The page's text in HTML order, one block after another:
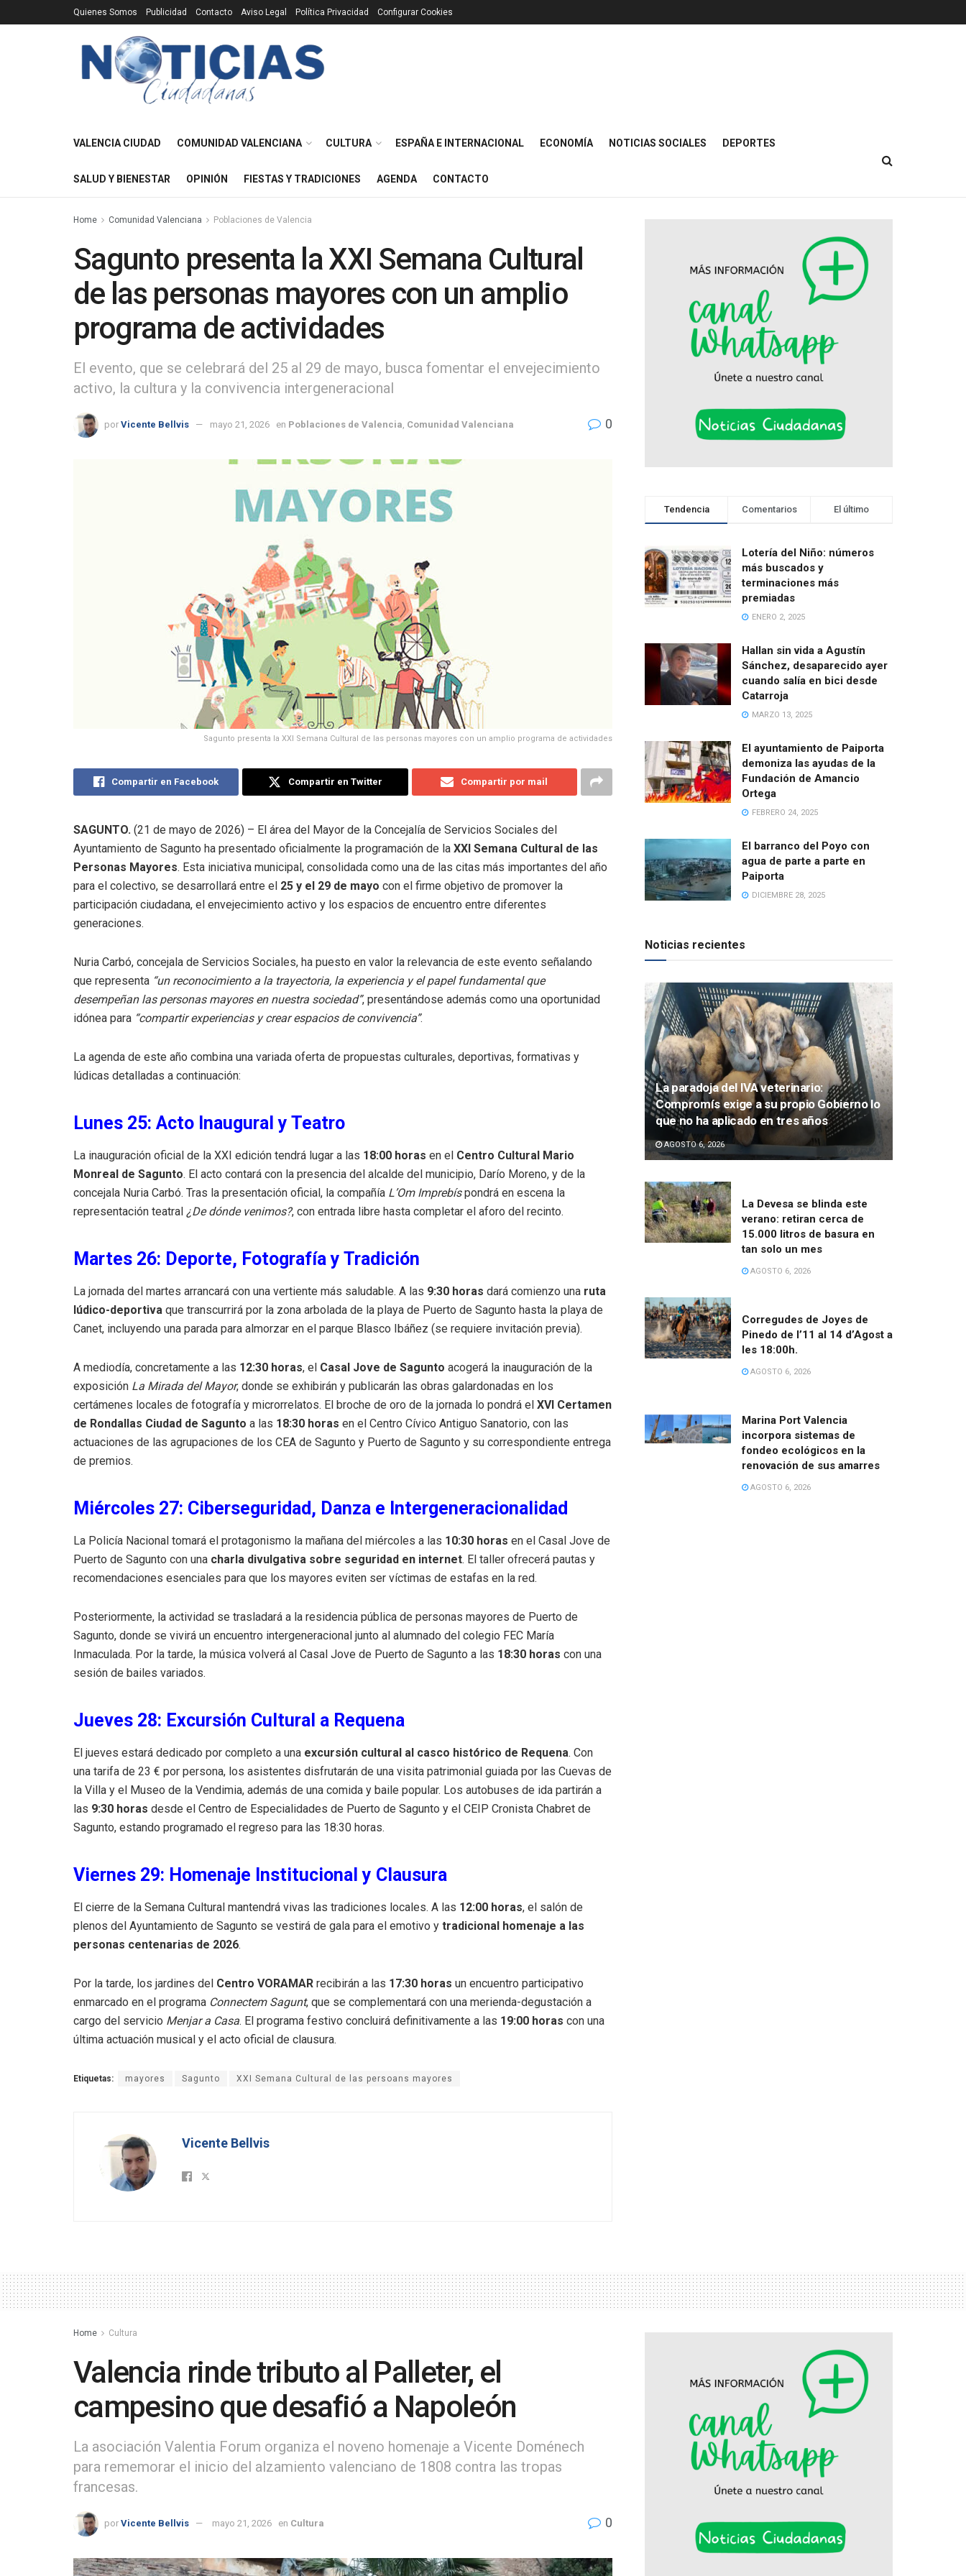
Quienes Somos Publicidad Contacto Aviso Legal Política Privacidad Configurar Cookies
VALENCIA CIUDAD COMUNIDAD VALENCIANA CULTURA ESPAÑA E INTERNACIONAL ECONOMÍA NOTICIAS SOCIALES DEPORTES
SALUD Y BIENESTAR OPINIÓN FIESTAS Y TRADICIONES AGENDA CONTACTO
Home Comunidad Valenciana Poblaciones de Valencia
Sagunto presenta la XXI Semana Cultural
de las personas mayores con un amplio
programa de actividades
El evento, que se celebrará del 25 al 29 de mayo, busca fomentar el envejecimiento
activo, la cultura y la convivencia intergeneracional
por Vicente Bellvis mayo 21, 2026 en Poblaciones de Valencia Comunidad Valenciana 0
Sagunto presenta la XXI Semana Cultural de las personas mayores con un amplio programa de actividades
Compartir en Facebook Compartir en Twitter Compartir por mail
SAGUNTO. (21 de mayo de 2026) – El área del Mayor de la Concejalía de Servicios Sociales del
Ayuntamiento de Sagunto ha presentado oficialmente la programación de la XXI Semana Cultural de las
Personas Mayores. Esta iniciativa municipal, consolidada como una de las citas más importantes del año
para el colectivo, se desarrollará entre el 25 y el 29 de mayo con el firme objetivo de promover la
participación ciudadana, el envejecimiento activo y los espacios de encuentro entre diferentes
generaciones.
Nuria Carbó, concejala de Servicios Sociales, ha puesto en valor la relevancia de este evento señalando
que representa “un reconocimiento a la trayectoria, la experiencia y el papel fundamental que
desempeñan las personas mayores en nuestra sociedad”, presentándose además como una oportunidad
idónea para “compartir experiencias y crear espacios de convivencia”.
La agenda de este año combina una variada oferta de propuestas culturales, deportivas, formativas y
lúdicas detalladas a continuación:
Lunes 25: Acto Inaugural y Teatro
La inauguración oficial de la XXI edición tendrá lugar a las 18:00 horas en el Centro Cultural Mario
Monreal de Sagunto. El acto contará con la presencia del alcalde del municipio, Darío Moreno, y de la
concejala Nuria Carbó. Tras la presentación oficial, la compañía L’Om Imprebíspondrá en escena la
representación teatral ¿De dónde venimos?, con entrada libre hasta completar el aforo del recinto.
Martes 26: Deporte, Fotografía y Tradición
La jornada del martes arrancará con una vertiente más saludable. A las 9:30 horas dará comienzo una ruta
lúdico-deportiva que transcurrirá por la zona arbolada de la playa de Puerto de Sagunto hasta la playa de
Canet, incluyendo una parada para almorzar en el parque Blasco Ibáñez (se requiere invitación previa).
A mediodía, concretamente a las 12:30 horas, el Casal Jove de Sagunto acogerá la inauguración de la
exposición La Mirada del Mayor, donde se exhibirán y publicarán las obras galardonadas en los
certámenes locales de fotografía y microrrelatos. El broche de oro de la jornada lo pondrá el XVI Certamen
de Rondallas Ciudad de Sagunto a las 18:30 horas en el Centro Cívico Antiguo Sanatorio, con las
actuaciones de las agrupaciones de los CEA de Sagunto y Puerto de Sagunto y su correspondiente entrega
de premios.
Miércoles 27: Ciberseguridad, Danza e Intergeneracionalidad
La Policía Nacional tomará el protagonismo la mañana del miércoles a las 10:30 horas en el Casal Jove de
Puerto de Sagunto con una charla divulgativa sobre seguridad en internet. El taller ofrecerá pautas y
recomendaciones esenciales para que los mayores eviten ser víctimas de estafas en la red.
Posteriormente, la actividad se trasladará a la residencia pública de personas mayores de Puerto de
Sagunto, donde se vivirá un encuentro intergeneracional junto al alumnado del colegio FEC María
Inmaculada. Por la tarde, la música volverá al Casal Jove de Puerto de Sagunto a las 18:30 horas con una
sesión de bailes variados.
Jueves 28: Excursión Cultural a Requena
El jueves estará dedicado por completo a una excursión cultural al casco histórico de Requena. Con
una tarifa de 23 € por persona, los asistentes disfrutarán de una visita patrimonial guiada por las Cuevas de
la Villa y el Museo de la Vendimia, además de una comida y baile popular. Los autobuses de ida partirán a
las 9:30 horas desde el Centro de Especialidades de Puerto de Sagunto y el CEIP Cronista Chabret de
Sagunto, estando programado el regreso para las 18:30 horas.
Viernes 29: Homenaje Institucional y Clausura
El cierre de la Semana Cultural mantendrá vivas las tradiciones locales. A las 12:00 horas, el salón de
plenos del Ayuntamiento de Sagunto se vestirá de gala para el emotivo y tradicional homenaje a las
personas centenarias de 2026.
Por la tarde, los jardines del Centro VORAMAR recibirán a las 17:30 horas un encuentro participativo
enmarcado en el programa Connectem Sagunt, que se complementará con una merienda-degustación a
cargo del servicio Menjar a Casa. El programa festivo concluirá definitivamente a las 19:00 horas con una
última actuación musical y el acto oficial de clausura.
Etiquetas: mayores Sagunto XXI Semana Cultural de las persoans mayores
Vicente Bellvis
Tendencia Comentarios El último
Lotería del Niño: números
más buscados y
terminaciones más
premiadas
ENERO 2, 2025
Hallan sin vida a Agustín
Sánchez, desaparecido ayer
cuando salía en bici desde
Catarroja
MARZO 13, 2025
El ayuntamiento de Paiporta
demoniza las ayudas de la
Fundación de Amancio
Ortega
FEBRERO 24, 2025
El barranco del Poyo con
agua de parte a parte en
Paiporta
DICIEMBRE 28, 2025
Noticias recientes
La paradoja del IVA veterinario:
Compromís exige a su propio Gobierno lo
que no ha aplicado en tres años
AGOSTO 6, 2026
La Devesa se blinda este
verano: retiran cerca de
15.000 litros de basura en
tan solo un mes
AGOSTO 6, 2026
Corregudes de Joyes de
Pinedo de l’11 al 14 d’Agost a
les 18:00h.
AGOSTO 6, 2026
Marina Port Valencia
incorpora sistemas de
fondeo ecológicos en la
renovación de sus amarres
AGOSTO 6, 2026
Home Cultura
Valencia rinde tributo al Palleter, el
campesino que desafió a Napoleón
La asociación Valentia Forum organiza el noveno homenaje a Vicente Doménech
para rememorar el inicio del alzamiento valenciano de 1808 contra las tropas
francesas.
por Vicente Bellvis mayo 21, 2026 en Cultura 0